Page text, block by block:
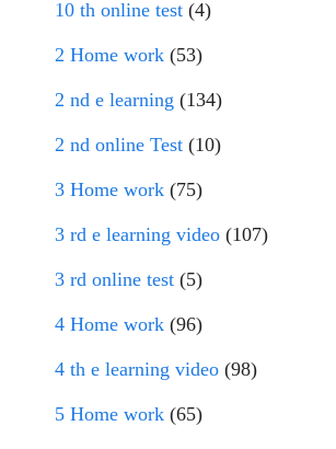
10 th online test (4)
2 Home work (53)
2 nd e learning (134)
2 nd online Test (10)
3 Home work (75)
3 rd e learning video (107)
3 rd online test (5)
4 Home work (96)
4 th e learning video (98)
5 Home work (65)